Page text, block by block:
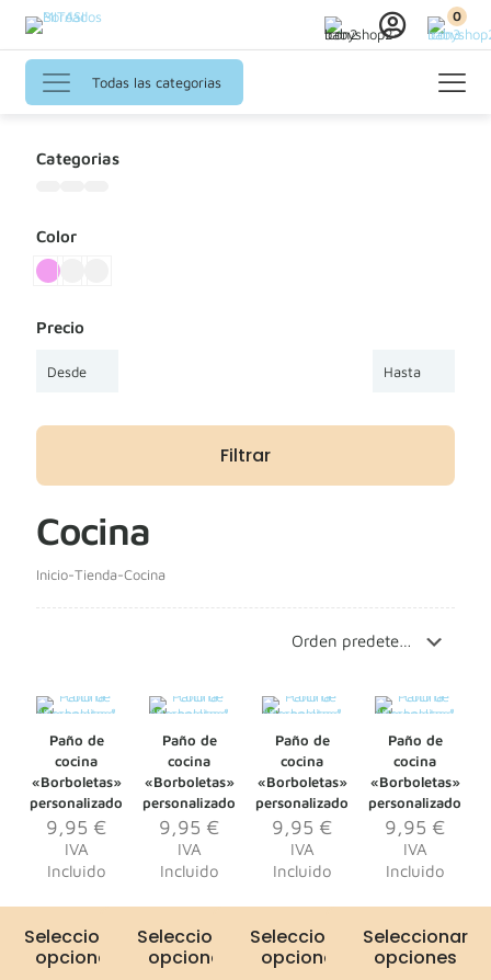
0
Todas las categorias
Categorias
Color
Precio
Filtrar
Cocina
Inicio-Tienda-Cocina
Paño de
cocina
«Borboletas»
personalizado
9,95 €
IVA
Incluido
Seleccionar
opciones
Paño de
cocina
«Borboletas»
personalizado
9,95 €
IVA
Incluido
Seleccionar
opciones
Paño de
cocina
«Borboletas»
personalizado
9,95 €
IVA
Incluido
Seleccionar
opciones
Paño de
cocina
«Borboletas»
personalizado
9,95 €
IVA
Incluido
Seleccionar
opciones